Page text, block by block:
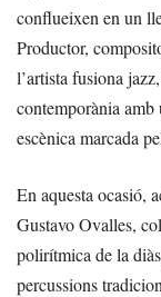
conflueixen en un
Productor,
l’artista fusiona
contemporània
escènica marcada
En aquesta ocasió,
Gustavo Ovalles,
polirítmica de la
percussions